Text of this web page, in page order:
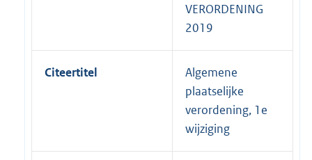
VERORDENING
2019
Citeertitel
Algemene
plaatselijke
verordening, 1e
wijziging